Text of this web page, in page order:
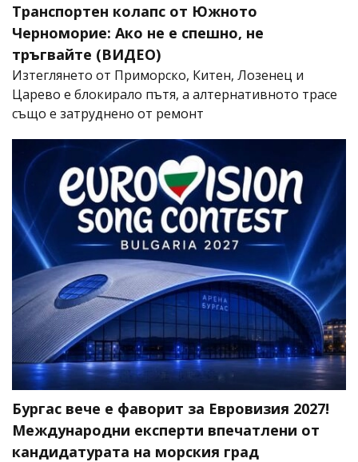
Транспортен колапс от Южното
Черноморие: Ако не е спешно, не
тръгвайте (ВИДЕО)
Изтеглянето от Приморско, Китен, Лозенец и
Царево е блокирало пътя, а алтернативното трасе
също е затруднено от ремонт
Бургас вече е фаворит за Евровизия 2027!
Международни експерти впечатлени от
кандидатурата на морския град